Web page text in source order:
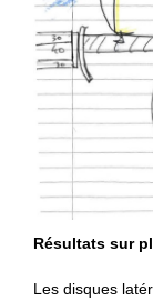
Résultats sur
Les disques